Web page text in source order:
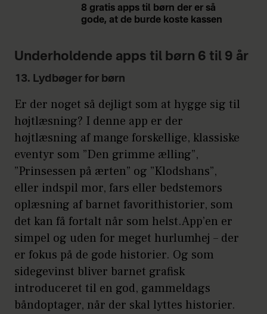
8 gratis apps til børn der er så
gode, at de burde koste kassen
Underholdende apps til børn 6 til 9 år
13. Lydbøger for børn
Er der noget så dejligt som at hygge sig til
højtlæsning? I denne app er der
højtlæsning af mange forskellige, klassiske
eventyr som ”Den grimme ælling”,
”Prinsessen på ærten” og ”Klodshans”,
eller indspil mor, fars eller bedstemors
oplæsning af barnet favorithistorier, som
det kan få fortalt når som helst.App’en er
simpel og uden for meget hurlumhej – der
er fokus på de gode historier. Og som
sidegevinst bliver barnet grafisk
introduceret til en god, gammeldags
båndoptager, når der skal lyttes historier.